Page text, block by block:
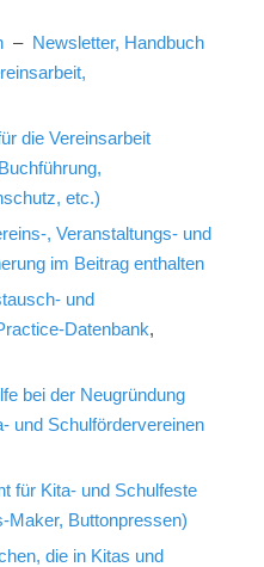
– Newsletter, Handbuch
die Vereinsarbeit
etc.)
, Veranstaltungs- und
im Beitrag enthalten
und
Datenbank,
bei der Neugründung
und Schulfördervereinen
für Kita- und Schulfeste
Maker, Buttonpressen)
die in Kitas und